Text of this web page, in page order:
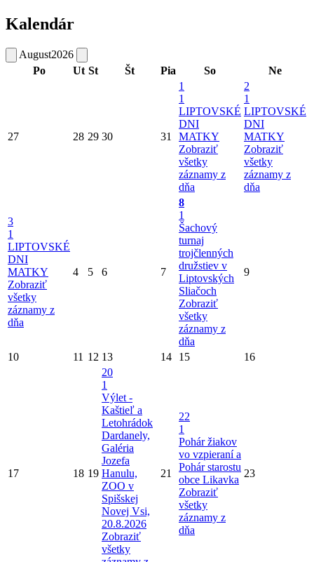
Kalendár
August2026
Po
Ut St Št Pia So Ne
27 28 29 30 31
1
1
LIPTOVSKÉ
DNI
MATKY
Zobraziť
všetky
záznamy z
dňa
2
1
LIPTOVSKÉ
DNI
MATKY
Zobraziť
všetky
záznamy z
dňa
3
1
LIPTOVSKÉ
DNI
MATKY
Zobraziť
všetky
záznamy z
dňa
4 5 6 7
8
1
Šachový
turnaj
trojčlenných
družstiev v
Liptovských
Sliačoch
Zobraziť
všetky
záznamy z
dňa
9
10 11 12 13 14 15 16
17 18 19
20
1
Výlet -
Kaštieľ a
Letohrádok
Dardanely,
Galéria
Jozefa
Hanulu,
ZOO v
Spišskej
Novej Vsi,
20.8.2026
Zobraziť
všetky
21
22
1
Pohár žiakov
vo vzpieraní a
Pohár starostu
obce Likavka
Zobraziť
všetky
záznamy z
dňa
23